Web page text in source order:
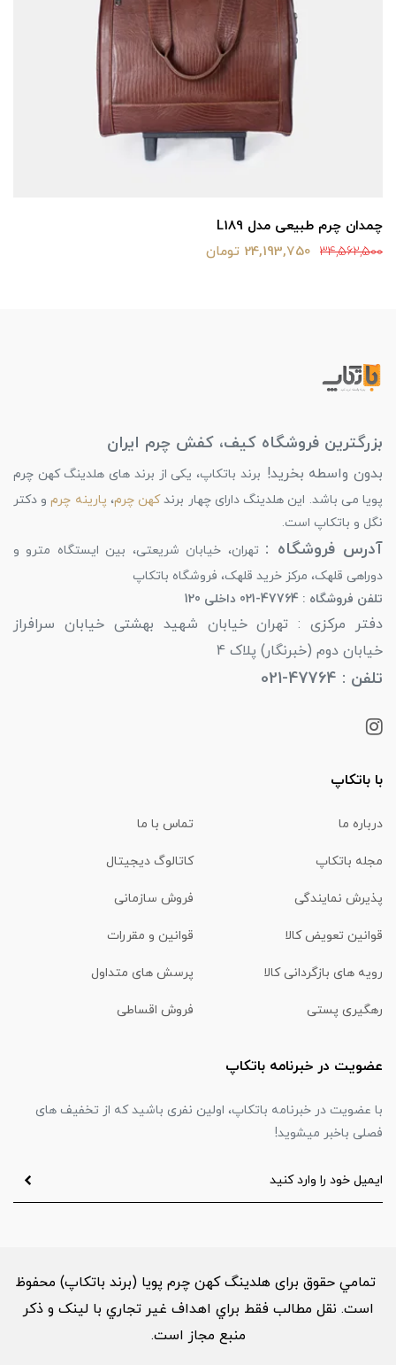
چمدان چرم طبیعی مدل L189
34,562,500 24,193,750 تومان
بزرگترین فروشگاه کیف، کفش چرم ایران
بدون واسطه بخرید! برند باتکاپ، یکی از برند های هلدینگ کهن چرم
پویا می باشد. این هلدینگ دارای چهار برندکهن چرم، پارینه چرمو دکتر
نگل و باتکاپ است.
آدرس فروشگاه : تهران، خیابان شریعتی، بین ایستگاه مترو و
دوراهی قلهک، مرکز خرید قلهک، فروشگاه باتکاپ
تلفن فروشگاه : 47764-021 داخلی 120
دفتر مرکزی : تهران خیابان شهید بهشتی خیابان سرافراز
خیابان دوم (خبرنگار) پلاک 4
تلفن : 47764-021
با باتکاپ
درباره ما تماس با ما
مجله باتکاپ کاتالوگ دیجیتال
پذیرش نمایندگی فروش سازمانی
قوانین تعویض کالا قوانین و مقررات
رویه های بازگردانی کالا پرسش های متداول
رهگیری پستی فروش اقساطی
عضویت در خبرنامه باتکاپ
با عضویت در خبرنامه باتکاپ، اولین نفری باشید که از تخفیف های
فصلی باخبر میشوید!
تمامي حقوق برای هلدینگ کهن چرم پویا (برند باتکاپ) محفوظ
است. نقل مطالب فقط براي اهداف غير تجاري با لینک و ذکر
منبع مجاز است.